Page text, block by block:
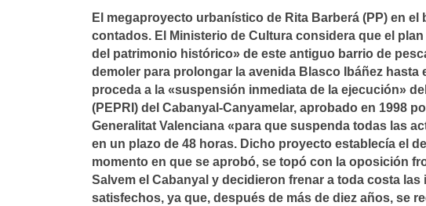
El megaproyecto urbaní­stico de Rita Barberá (PP) en
contados. El Ministerio de Cultura considera que el
del patrimonio histórico» de este antiguo barrio de
demoler para prolongar la avenida Blasco Ibáñez
proceda a la «suspensión inmediata de la ejecución»
(PEPRI) del Cabanyal-Canyamelar, aprobado en 1998
Generalitat Valenciana «para que suspenda todas las
en un plazo de 48 horas. Dicho proyecto establecí­a el
momento en que se aprobó, se topó con la oposición
Salvem el Cabanyal y decidieron frenar a toda costa
satisfechos, ya que, después de más de diez años, se